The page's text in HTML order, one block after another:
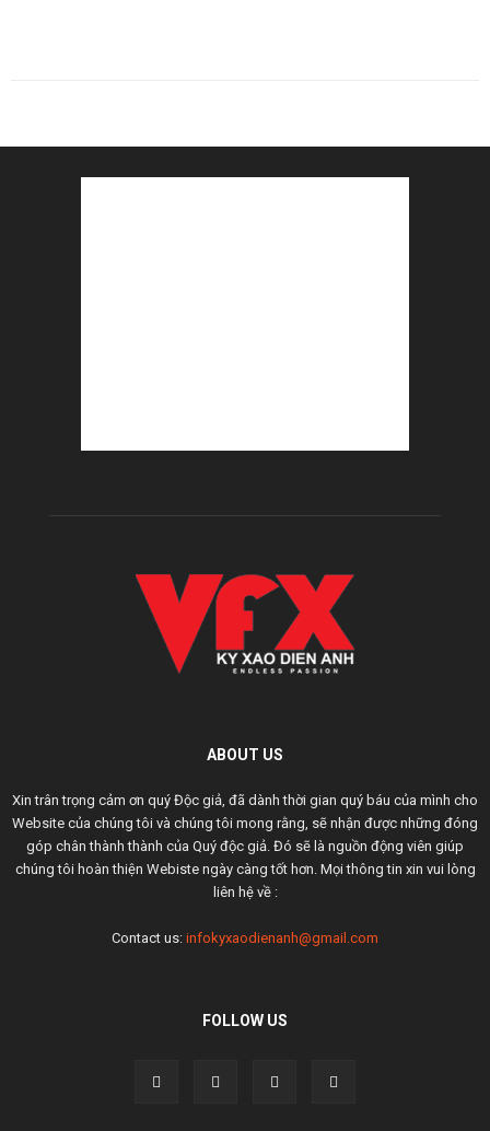
ABOUT US
Xin trân trọng cảm ơn quý Độc giả, đã dành thời gian quý báu của mình cho
Website của chúng tôi và chúng tôi mong rằng, sẽ nhận được những đóng
góp chân thành thành của Quý độc giả. Đó sẽ là nguồn động viên giúp
chúng tôi hoàn thiện Webiste ngày càng tốt hơn. Mọi thông tin xin vui lòng
liên hệ về :
Contact us: infokyxaodienanh@gmail.com
FOLLOW US